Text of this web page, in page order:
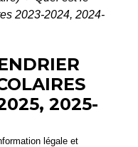
2023-2024, 2024-
2025-
légale et